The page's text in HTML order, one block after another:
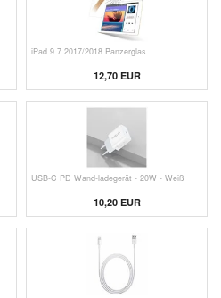
iPad 9.7 2017/2018 Panzerglas
12,70 EUR
USB-C PD Wand-ladegerät - 20W - Weiß
10,20 EUR